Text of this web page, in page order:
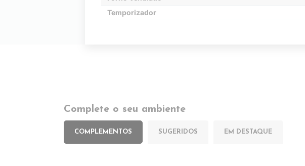
Temporizador
Complete o seu ambiente
COMPLEMENTOS SUGERIDOS EM DESTAQUE